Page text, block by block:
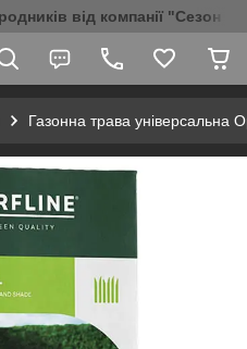
від компанії "Сезон
Газонна трава